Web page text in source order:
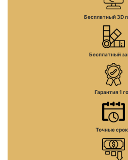
Бесплатный 3D
Бесплатный
Гарантия 1
Точные